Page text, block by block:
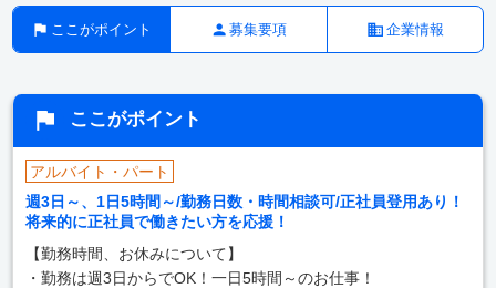
ここがポイント 募集要項 企業情報
ここがポイント
アルバイト・パート
週3日～、1日5時間～/勤務日数・時間相談可/正社員登用あり！
将来的に正社員で働きたい方を応援！
【勤務時間、お休みについて】
・勤務は週3日からでOK！一日5時間～のお仕事！